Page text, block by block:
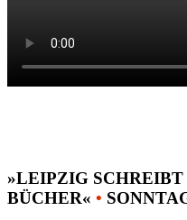
»LEIPZIG SCHREIBT
BÜCHER« •